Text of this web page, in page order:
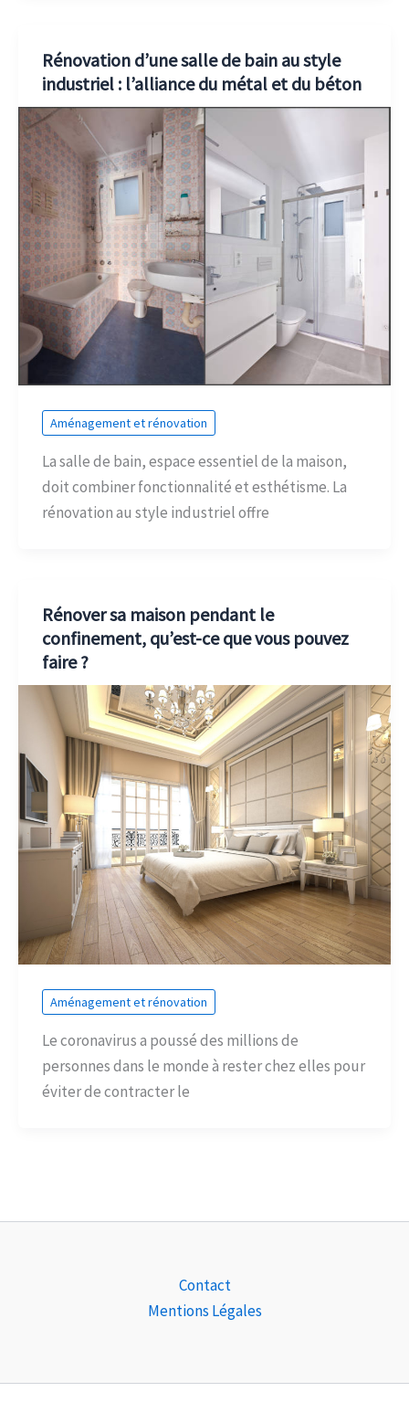
Rénovation d’une salle de bain au style
industriel : l’alliance du métal et du béton
Aménagement et rénovation
La salle de bain, espace essentiel de la maison,
doit combiner fonctionnalité et esthétisme. La
rénovation au style industriel offre
Rénover sa maison pendant le
confinement, qu’est-ce que vous pouvez
faire ?
Aménagement et rénovation
Le coronavirus a poussé des millions de
personnes dans le monde à rester chez elles pour
éviter de contracter le
Contact
Mentions Légales